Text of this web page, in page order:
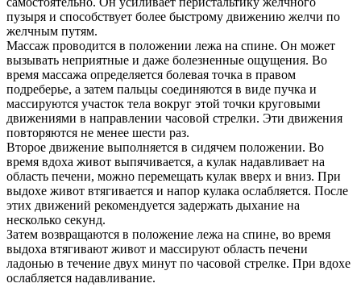
пузыря и способствует более быстрому движению желчи по
желчным путям.
Массаж проводится в положении лежа на спине. Он может
вызывать неприятные и даже болезненные ощущения. Во
время массажа определяется болевая точка в правом
подреберье, а затем пальцы соединяются в виде пучка и
массируются участок тела вокруг этой точки круговыми
движениями в направлении часовой стрелки. Эти движения
повторяются не менее шести раз.
Второе движение выполняется в сидячем положении. Во
время вдоха живот выпячивается, а кулак надавливает на
область печени, можно перемещать кулак вверх и вниз. При
выдохе живот втягивается и напор кулака ослабляется. После
этих движений рекомендуется задержать дыхание на
несколько секунд.
Затем возвращаются в положение лежа на спине, во время
выдоха втягивают живот и массируют область печени
ладонью в течение двух минут по часовой стрелке. При вдохе
ослабляется надавливание.